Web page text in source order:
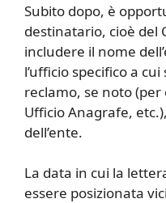
Subito dopo, è
destinatario, cioè del
includere il nome
l’ufficio specifico a
reclamo, se noto (per
Ufficio Anagrafe,
dell’ente.
La data in cui la
essere posizionata